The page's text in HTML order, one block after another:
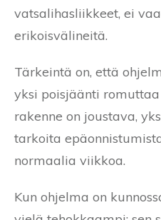
vatsalihasliikkeet, ei
erikoisvälineitä.
Tärkeintä on, että
yksi poisjäänti
rakenne on joustava,
tarkoita
normaalia viikkoa.
Kun ohjelma on